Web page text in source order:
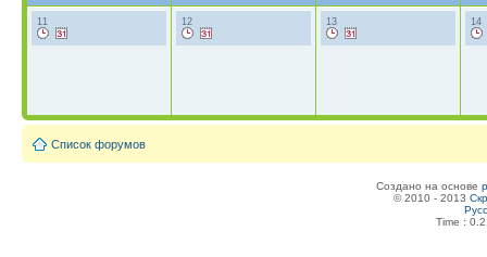
11 12 13 14
Список форумов
Создано на основе
© 2010 - 2013
Time :